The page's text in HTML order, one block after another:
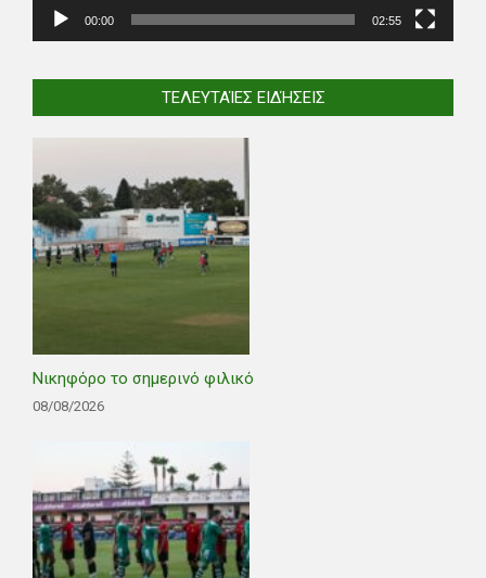
00:00 02:55
ΤΕΛΕΥΤΑΊΕΣ ΕΙΔΉΣΕΙΣ
Νικηφόρο το σημερινό φιλικό
08/08/2026